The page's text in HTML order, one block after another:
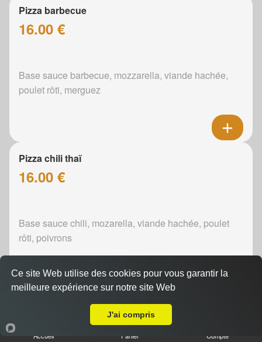
Pizza barbecue
16.00 €
Base sauce barbecue, mozzarella, viande hachée,
poulet rôti, merguez
Pizza chili thaï
16.00 €
Base sauce chili, mozarella, viande hachée, poulet
rôti, poivrons
Accueil Panier Compte
Ce site Web utilise des cookies pour vous garantir la
meilleure expérience sur notre site Web
J'ai compris